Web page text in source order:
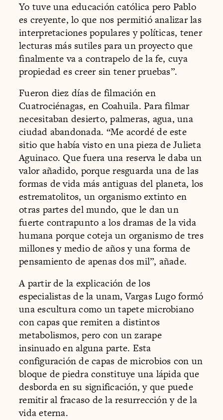
Yo tuve una educación católica pero Pablo
es creyente, lo que nos permitió analizar las
interpretaciones populares y políticas, tener
lecturas más sutiles para un proyecto que
finalmente va a contrapelo de la fe, cuya
propiedad es creer sin tener pruebas”.
Fueron diez días de filmación en
Cuatrociénagas, en Coahuila. Para filmar
necesitaban desierto, palmeras, agua, una
ciudad abandonada. “Me acordé de este
sitio que había visto en una pieza de Julieta
Aguinaco. Que fuera una reserva le daba un
valor añadido, porque resguarda una de las
formas de vida más antiguas del planeta, los
estrematolitos, un organismo extinto en
otras partes del mundo, que le dan un
fuerte contrapunto a los dramas de la vida
humana porque coteja un organismo de tres
millones y medio de años y una forma de
pensamiento de apenas dos mil”, añade.
A partir de la explicación de los
especialistas de la unam, Vargas Lugo formó
una escultura como un tapete microbiano
con capas que remiten a distintos
metabolismos, pero con un zarape
insinuado en alguna parte. Esta
configuración de capas de microbios con un
bloque de piedra constituye una lápida que
desborda en su significación, y que puede
remitir al fracaso de la resurrección y de la
vida eterna.